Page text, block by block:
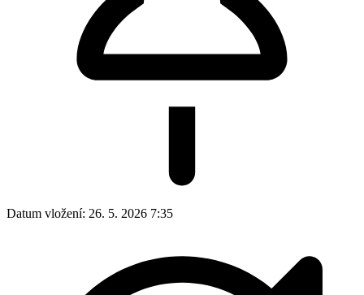
Datum vložení: 26. 5. 2026 7:35